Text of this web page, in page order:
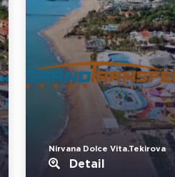
Nirvana Dolce Vita.Tekirova
Detail